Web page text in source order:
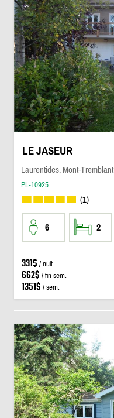
LE JASEUR
Laurentides, Mont-Tremblant
PL-10925
(1)
6 2
331$ / nuit
662$ / fin sem.
1351$ / sem.